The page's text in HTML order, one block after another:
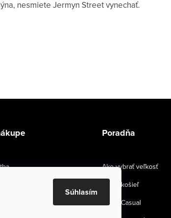
Súhlasím
nesmiete Jermyn Street vynechať.
Poradňa
Ako vybrať veľkosť
Strihy košieľ
Smart Casual